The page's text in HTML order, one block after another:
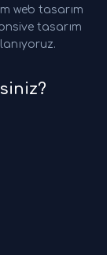
web tasarım
tasarım